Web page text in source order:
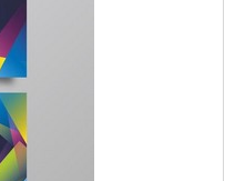
como cafés,